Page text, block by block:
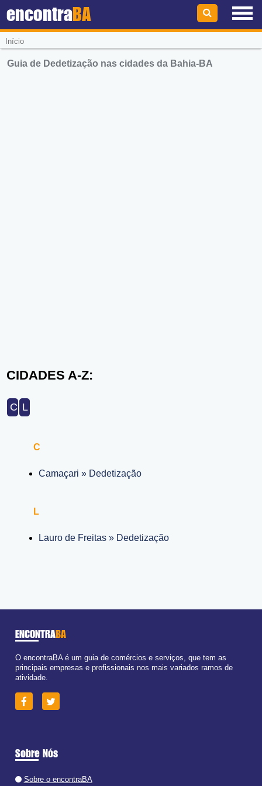
encontraBA
Início
Guia de Dedetização nas cidades da Bahia-BA
CIDADES A-Z:
C L
C
Camaçari » Dedetização
L
Lauro de Freitas » Dedetização
ENCONTRABA
O encontraBA é um guia de comércios e serviços, que tem as
principais empresas e profissionais nos mais variados ramos de
atividade.
Sobre Nós
Sobre o encontraBA